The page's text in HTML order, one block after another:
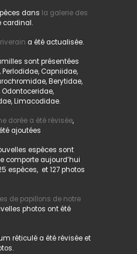
dans la galerie des
cardinal.
a été actualisée.
sont présentées
Capniidae,
Berytidae,
Limacodidae.
dorée a été révisée,
ajoutées
espèces sont
comporte aujourd’hui
espèces, et 127 photos
de papillons de notre
photos ont été
réticulé a été révisée et